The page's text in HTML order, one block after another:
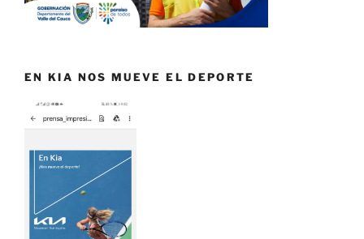
EN KIA NOS MUEVE EL DEPORTE